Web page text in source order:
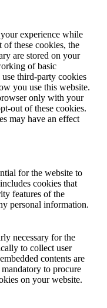
experience while
these cookies, the
are stored on your
of basic
third-party cookies
you use this website.
only with your
out of these cookies.
may have an effect
for the website to
cookies that
features of the
personal information.
necessary for the
to collect user
contents are
to procure
on your website.